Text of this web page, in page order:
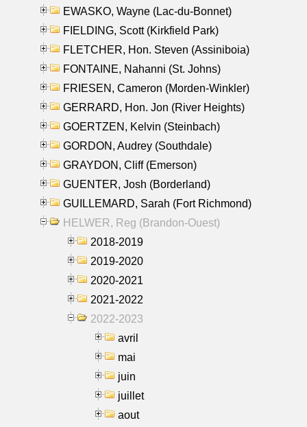
EWASKO, Wayne (Lac-du-Bonnet)
FIELDING, Scott (Kirkfield Park)
FLETCHER, Hon. Steven (Assiniboia)
FONTAINE, Nahanni (St. Johns)
FRIESEN, Cameron (Morden-Winkler)
GERRARD, Hon. Jon (River Heights)
GOERTZEN, Kelvin (Steinbach)
GORDON, Audrey (Southdale)
GRAYDON, Cliff (Emerson)
GUENTER, Josh (Borderland)
GUILLEMARD, Sarah (Fort Richmond)
HELWER, Reg (Brandon-Ouest)
2018-2019
2019-2020
2020-2021
2021-2022
2022-2023
avril
mai
juin
juillet
aout